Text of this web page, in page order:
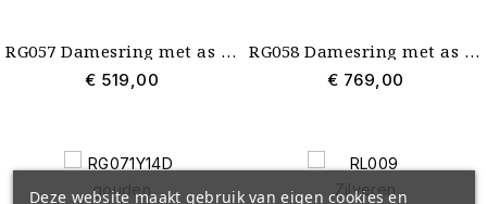
RG057 Damesring met as in hars of moedermelk en maandsteen
€ 519,00
RG058 Damesring met as in hars of moedermelk en maandsteen
€ 769,00
Deze website maakt gebruik van eigen cookies en